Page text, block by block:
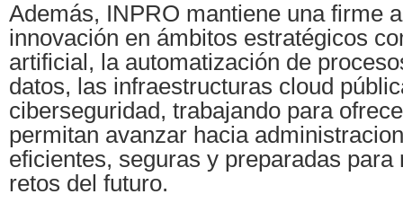
Además, INPRO mantiene una firme
innovación en ámbitos estratégicos
artificial, la automatización de
datos, las infraestructuras cloud
ciberseguridad, trabajando para
permitan avanzar hacia
eficientes, seguras y preparadas para
retos del futuro.